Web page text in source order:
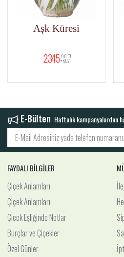
Aşk Küresi
2.345,00 TL
+KDV
E-Bülten Haftalık kampanyalardan
FAYDALI BİLGİLER
Çiçek Anlamları
Çiçek Anlamları
Çiçek Eşliğinde Notlar
Burçlar ve Çiçekler
Özel Günler